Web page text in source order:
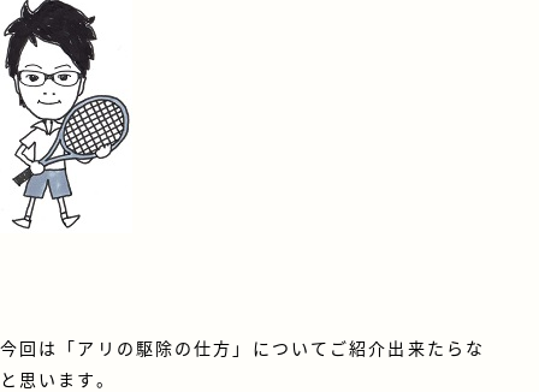
今回は「アリの駆除の仕方」についてご紹介出来たらな
と思います。